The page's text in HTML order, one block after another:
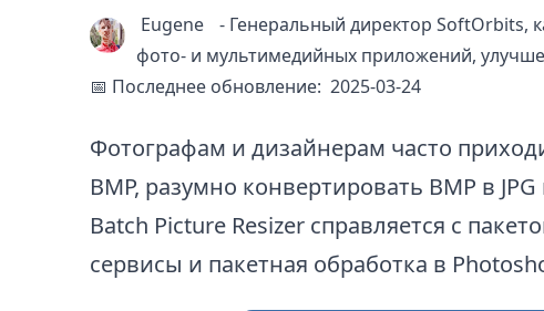
Eugene - Генеральный директор SoftOrbits,
фото- и мультимедийных приложений,
📅 Последнее обновление: 2025-03-24
Фотографам и дизайнерам часто
BMP, разумно конвертировать BMP в
Batch Picture Resizer справляется с
сервисы и пакетная обработка в